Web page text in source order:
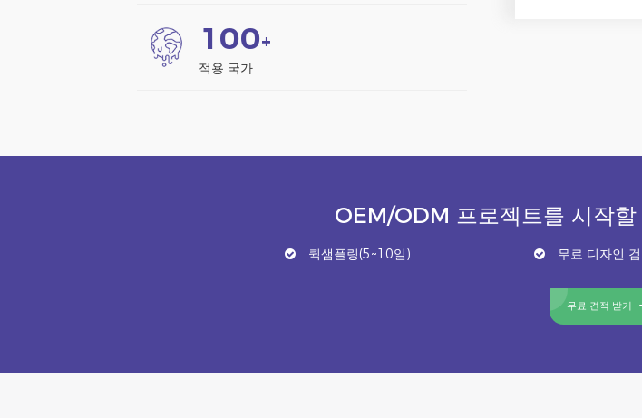
1 00+
적용 국가
OEM/ODM 프로젝트를 시작
퀵샘플링(5~10일) 무료 디자인
무료 견적 받기